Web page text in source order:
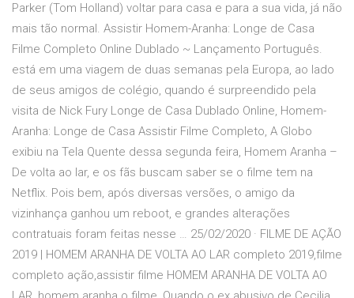
Parker (Tom Holland) voltar para casa e para a sua vida, já não
mais tão normal. Assistir Homem-Aranha: Longe de Casa
Filme Completo Online Dublado ~ Lançamento Português.
está em uma viagem de duas semanas pela Europa, ao lado
de seus amigos de colégio, quando é surpreendido pela
visita de Nick Fury Longe de Casa Dublado Online, Homem-
Aranha: Longe de Casa Assistir Filme Completo, A Globo
exibiu na Tela Quente dessa segunda feira, Homem Aranha –
De volta ao lar, e os fãs buscam saber se o filme tem na
Netflix. Pois bem, após diversas versões, o amigo da
vizinhança ganhou um reboot, e grandes alterações
contratuais foram feitas nesse … 25/02/2020 · FILME DE AÇÃO
2019 | HOMEM ARANHA DE VOLTA AO LAR completo 2019,filme
completo ação,assistir filme HOMEM ARANHA DE VOLTA AO